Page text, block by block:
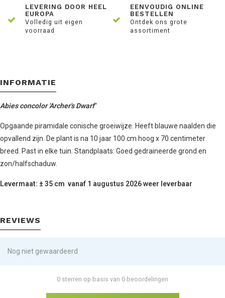
LEVERING DOOR HEEL
EUROPA
Volledig uit eigen
voorraad
EENVOUDIG ONLINE
BESTELLEN
Ontdek ons grote
assortiment
INFORMATIE
Abies concolor 'Archer's Dwarf'
Opgaande piramidale conische groeiwijze. Heeft blauwe naalden die
opvallend zijn. De plant is na 10 jaar 100 cm hoog x 70 centimeter
breed. Past in elke tuin. Standplaats: Goed gedraineerde grond en
zon/halfschaduw.
Levermaat: ± 35 cm vanaf 1 augustus 2026 weer leverbaar
REVIEWS
Nog niet gewaardeerd
0 sterren op basis van 0 beoordelingen